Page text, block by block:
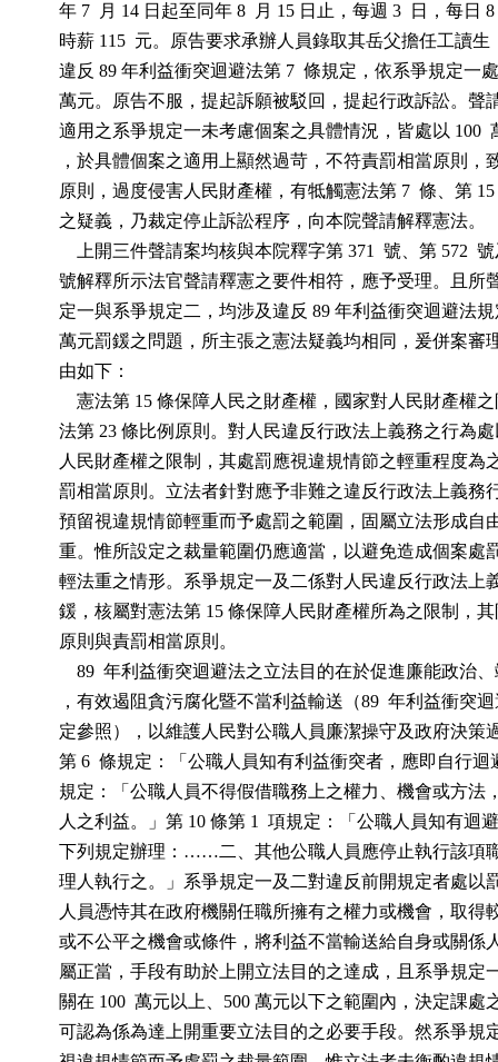
年 7  月 14 日起至同年 8  月 15 日止，每週 3  日，每日
時薪 115  元。原告要求承辦人員錄取其岳父擔任工讀
違反 89 年利益衝突迴避法第 7  條規定，依系爭規定一
萬元。原告不服，提起訴願被駁回，提起行政訴訟。
適用之系爭規定一未考慮個案之具體情況，皆處以 100
，於具體個案之適用上顯然過苛，不符責罰相當原則
原則，過度侵害人民財產權，有牴觸憲法第 7  條、第
          之疑義，乃裁定停止訴訟程序，向本院聲請解釋憲法。
上開三件聲請案均核與本院釋字第 371  號、第 572
號解釋所示法官聲請釋憲之要件相符，應予受理。且
定一與系爭規定二，均涉及違反 89 年利益衝突迴避法
萬元罰鍰之問題，所主張之憲法疑義均相同，爰併案
          由如下：
憲法第 15 條保障人民之財產權，國家對人民財產權
法第 23 條比例原則。對人民違反行政法上義務之行為
人民財產權之限制，其處罰應視違規情節之輕重程度
罰相當原則。立法者針對應予非難之違反行政法上義
預留視違規情節輕重而予處罰之範圍，固屬立法形成
重。惟所設定之裁量範圍仍應適當，以避免造成個案
輕法重之情形。系爭規定一及二係對人民違反行政法
鍰，核屬對憲法第 15 條保障人民財產權所為之限制，
          原則與責罰相當原則。
89  年利益衝突迴避法之立法目的在於促進廉能政治
，有效遏阻貪污腐化暨不當利益輸送（89  年利益衝突
定參照），以維護人民對公職人員廉潔操守及政府決
第 6  條規定：「公職人員知有利益衝突者，應即自行迴
規定：「公職人員不得假借職務上之權力、機會或方
人之利益。」第 10 條第 1  項規定：「公職人員知有
下列規定辦理：……二、其他公職人員應停止執行該項
理人執行之。」系爭規定一及二對違反前開規定者處
人員憑恃其在政府機關任職所擁有之權力或機會，取
或不公平之機會或條件，將利益不當輸送給自身或關
屬正當，手段有助於上開立法目的之達成，且系爭規
關在 100  萬元以上、500 萬元以下之範圍內，決定課
可認為係為達上開重要立法目的之必要手段。然系爭